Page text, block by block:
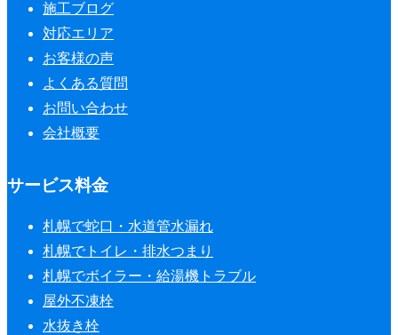
施工ブログ
対応エリア
お客様の声
よくある質問
お問い合わせ
会社概要
サービス料金
札幌で蛇口・水道管水漏れ
札幌でトイレ・排水つまり
札幌でボイラー・給湯機トラブル
屋外不凍栓
水抜き栓